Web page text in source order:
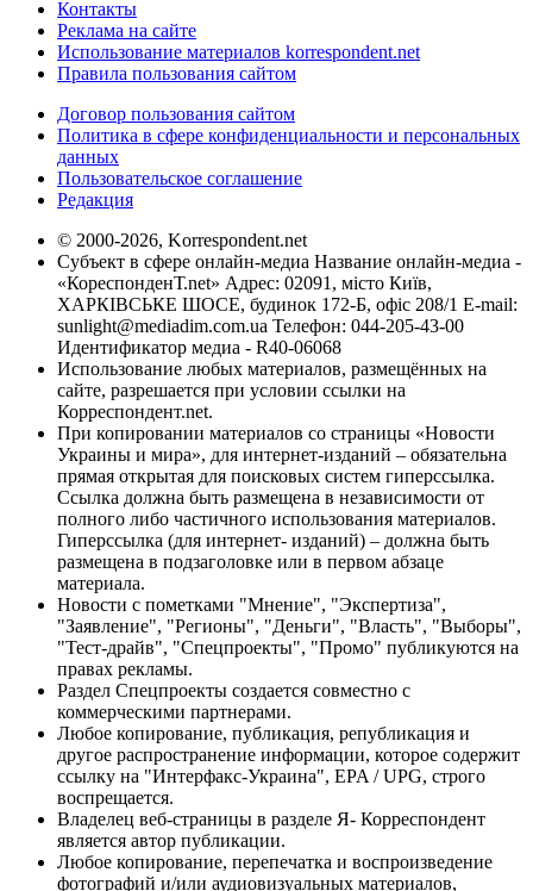
Контакты
Реклама на сайте
Использование материалов korrespondent.net
Правила пользования сайтом
Договор пользования сайтом
Политика в сфере конфиденциальности и персональных
данных
Пользовательское соглашение
Редакция
© 2000-2026, Korrespondent.net
Субъект в сфере онлайн-медиа Название онлайн-медиа -
«КореспонденТ.net» Адрес: 02091, місто Київ,
ХАРКІВСЬКЕ ШОСЕ, будинок 172-Б, офіс 208/1 E-mail:
sunlight@mediadim.com.ua Телефон: 044-205-43-00
Идентификатор медиа - R40-06068
Использование любых материалов, размещённых на
сайте, разрешается при условии ссылки на
Корреспондент.net.
При копировании материалов со страницы «Новости
Украины и мира», для интернет-изданий – обязательна
прямая открытая для поисковых систем гиперссылка.
Ссылка должна быть размещена в независимости от
полного либо частичного использования материалов.
Гиперссылка (для интернет- изданий) – должна быть
размещена в подзаголовке или в первом абзаце
материала.
Новости с пометками "Мнение", "Экспертиза",
"Заявление", "Регионы", "Деньги", "Власть", "Выборы",
"Тест-драйв", "Спецпроекты", "Промо" публикуются на
правах рекламы.
Раздел Спецпроекты создается совместно с
коммерческими партнерами.
Любое копирование, публикация, републикация и
другое распространение информации, которое содержит
ссылку на "Интерфакс-Украина", EPA / UPG, строго
воспрещается.
Владелец веб-страницы в разделе Я- Корреспондент
является автор публикации.
Любое копирование, перепечатка и воспроизведение
фотографий и/или аудиовизуальных материалов,